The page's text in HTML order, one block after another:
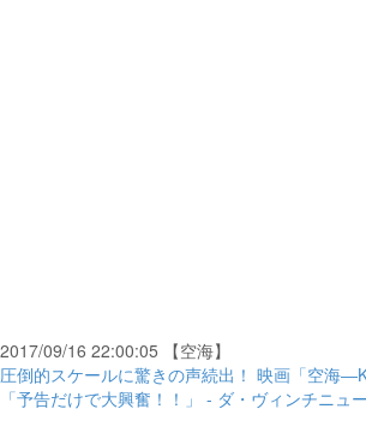
2017/09/16 22:00:05 【空海】
圧倒的スケールに驚きの声続出！ 映画「空海
「予告だけで大興奮！！」 - ダ・ヴィンチニュ